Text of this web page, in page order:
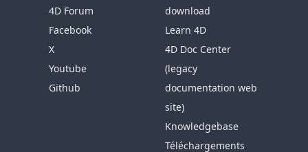
4D Forum
Facebook
X
Youtube
Github
download
Learn 4D
4D Doc Center
(legacy
documentation web
site)
Knowledgebase
Téléchargements